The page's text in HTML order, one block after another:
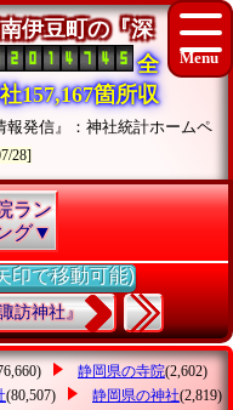
伊豆町の『深
全
157,167箇所収
報発信』：神社統計ホームペ
28]
ラン
グ▼
印で移動可能)
訪神社』
静岡県の寺院(2,602)
(80,507) 静岡県の神社(2,819)